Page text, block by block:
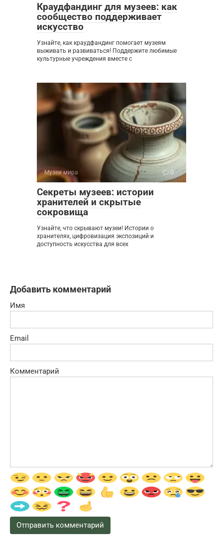
Краудфандинг для музеев: как
сообщество поддерживает
искусство
Узнайте, как краудфандинг помогает музеям
выживать и развиваться! Поддержите любимые
культурные учреждения вместе с
Музеи мира 0
Секреты музеев: истории
хранителей и скрытые
сокровища
Узнайте, что скрывают музеи! Истории о
хранителях, цифровизация экспозиций и
доступность искусства для всех
Добавить комментарий
Имя
Email
Комментарий